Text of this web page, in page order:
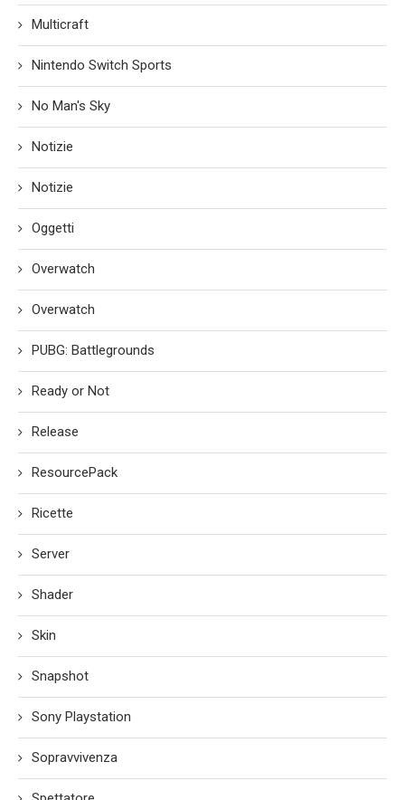
Multicraft
Nintendo Switch Sports
No Man's Sky
Notizie
Notizie
Oggetti
Overwatch
Overwatch
PUBG: Battlegrounds
Ready or Not
Release
ResourcePack
Ricette
Server
Shader
Skin
Snapshot
Sony Playstation
Sopravvivenza